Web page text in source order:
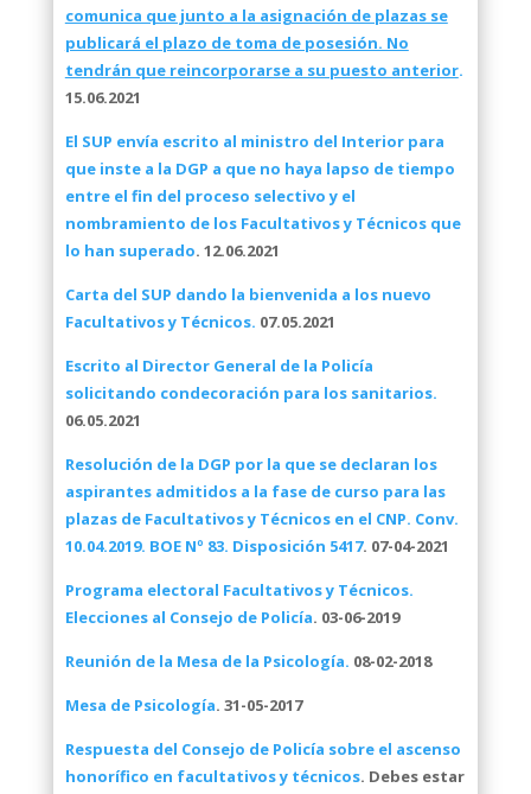
comunica que junto a la asignación de plazas se
publicará el plazo de toma de posesión. No
tendrán que reincorporarse a su puesto anterior.
15.06.2021
El SUP envía escrito al ministro del Interior para
que inste a la DGP a que no haya lapso de tiempo
entre el fin del proceso selectivo y el
nombramiento de los Facultativos y Técnicos que
lo han superado. 12.06.2021
Carta del SUP dando la bienvenida a los nuevo
Facultativos y Técnicos. 07.05.2021
Escrito al Director General de la Policía
solicitando condecoración para los sanitarios.
06.05.2021
Resolución de la DGP por la que se declaran los
aspirantes admitidos a la fase de curso para las
plazas de Facultativos y Técnicos en el CNP. Conv.
10.04.2019. BOE Nº 83. Disposición 5417. 07-04-2021
Programa electoral Facultativos y Técnicos.
Elecciones al Consejo de Policía. 03-06-2019
Reunión de la Mesa de la Psicología. 08-02-2018
Mesa de Psicología. 31-05-2017
Respuesta del Consejo de Policía sobre el ascenso
honorífico en facultativos y técnicos. Debes estar